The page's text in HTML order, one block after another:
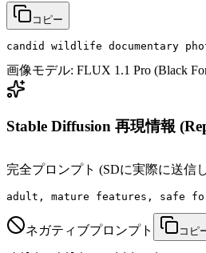
コピー
candid wildlife documentary
画像モデル: FLUX 1.1 Pro (Black
Stable Diffusion 再現情報
完全プロンプト (SDに実際に送信
adult, mature features, safe
ネガティブプロンプト コピ